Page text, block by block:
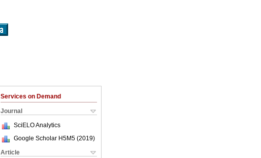
Services on Demand
Journal
SciELO Analytics
Google Scholar H5M5 (2019)
Article